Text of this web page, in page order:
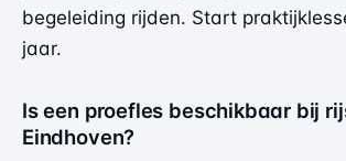
begeleiding rijden. Start
jaar.
Is een proefles beschikbaar bij
Eindhoven?